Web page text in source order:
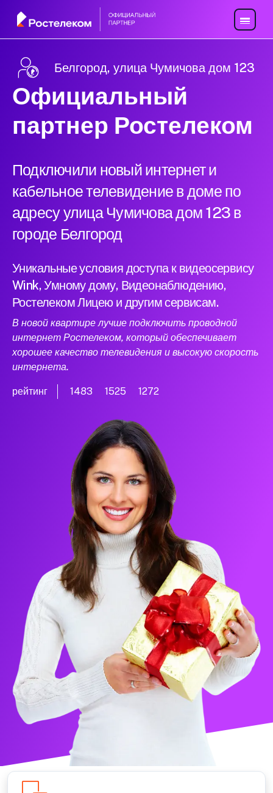
Белгород, улица Чумичова дом 123
Официальный
партнер Ростелеком
Подключили новый интернет и
кабельное телевидение в доме по
адресу улица Чумичова дом 123 в
городе Белгород
Уникальные условия доступа к видеосервису
Wink, Умному дому, Видеонаблюдению,
Ростелеком Лицею и другим сервисам.
В новой квартире лучше подключить проводной
интернет Ростелеком, который обеспечивает
хорошее качество телевидения и высокую скорость
интернета.
рейтинг 1483 1525 1272